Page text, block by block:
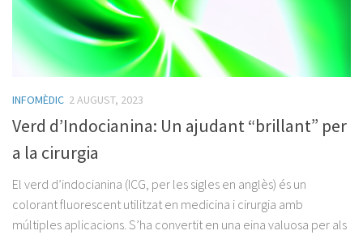
INFOMÈDIC 2 AUGUST, 2023
Verd d’Indocianina: Un ajudant “brillant” per
a la cirurgia
El verd d’indocianina (ICG, per les sigles en anglès) és un
colorant fluorescent utilitzat en medicina i cirurgia amb
múltiples aplicacions. S’ha convertit en una eina valuosa per als